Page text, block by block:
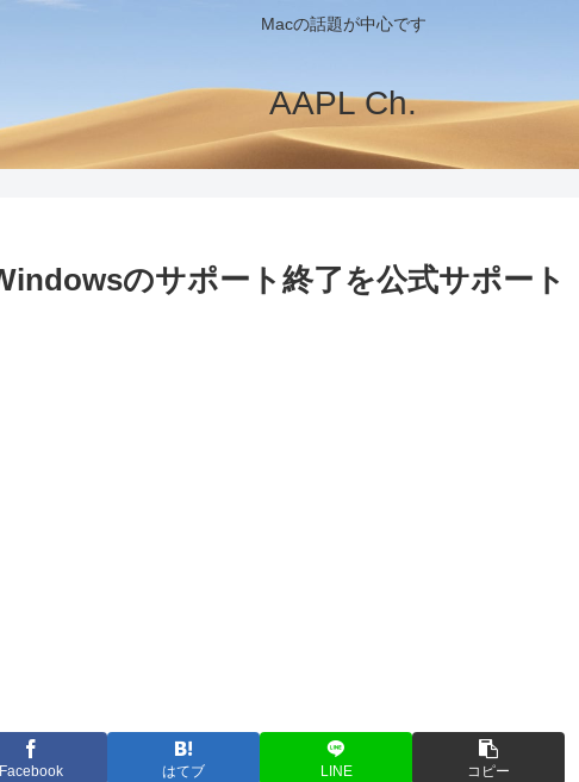
Macの話題が中心です
AAPL Ch.
のサポート終了を公式サポート
Facebook はてブ LINE コピー